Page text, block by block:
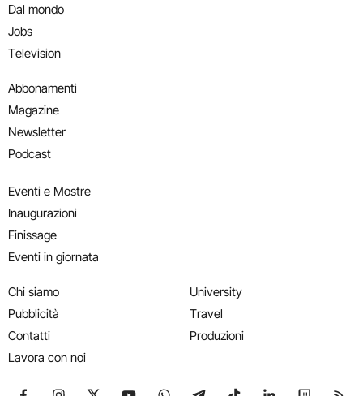
Dal mondo
Jobs
Television
Abbonamenti
Magazine
Newsletter
Podcast
Eventi e Mostre
Inaugurazioni
Finissage
Eventi in giornata
Chi siamo
Pubblicità
Contatti
Lavora con noi
University
Travel
Produzioni
Seguici su Facebook
Seguici su Instagram
Seguici su X
Seguici su YouTube
Seguici su WhatsApp
Seguici su Telegram
Seguici su TikTok
Seguici su
Seguici